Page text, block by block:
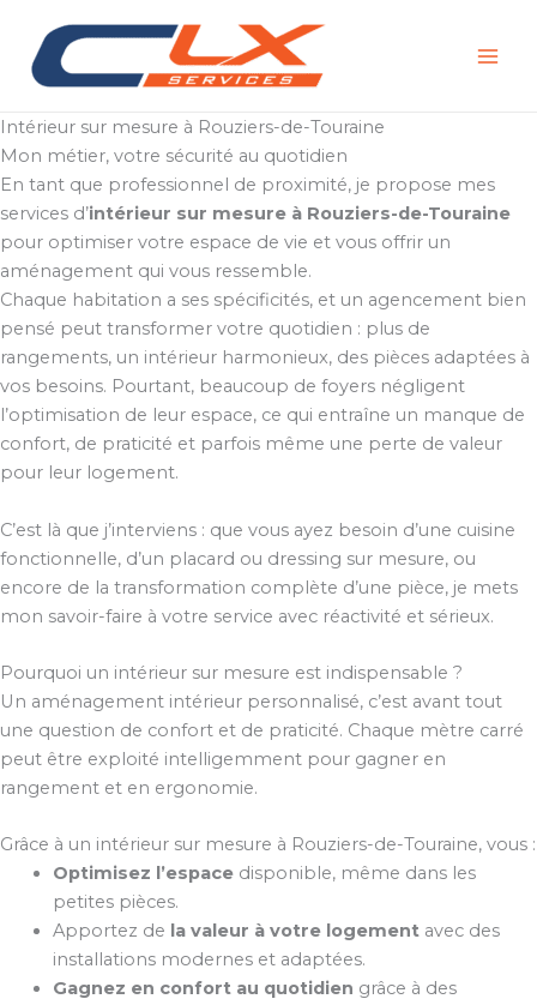
contenu
Intérieur sur mesure à Rouziers-de-Touraine
Mon métier, votre sécurité au quotidien
En tant que professionnel de proximité, je propose mes
services d’intérieur sur mesure à Rouziers-de-Touraine
pour optimiser votre espace de vie et vous offrir un
aménagement qui vous ressemble.
Chaque habitation a ses spécificités, et un agencement bien
pensé peut transformer votre quotidien : plus de
rangements, un intérieur harmonieux, des pièces adaptées à
vos besoins. Pourtant, beaucoup de foyers négligent
l’optimisation de leur espace, ce qui entraîne un manque de
confort, de praticité et parfois même une perte de valeur
pour leur logement.
C’est là que j’interviens : que vous ayez besoin d’une cuisine
fonctionnelle, d’un placard ou dressing sur mesure, ou
encore de la transformation complète d’une pièce, je mets
mon savoir-faire à votre service avec réactivité et sérieux.
Pourquoi un intérieur sur mesure est indispensable ?
Un aménagement intérieur personnalisé, c’est avant tout
une question de confort et de praticité. Chaque mètre carré
peut être exploité intelligemment pour gagner en
rangement et en ergonomie.
Grâce à un intérieur sur mesure à Rouziers-de-Touraine, vous :
Optimisez l’espacedisponible, même dans les
petites pièces.
Apportez de la valeur à votre logementavec des
installations modernes et adaptées.
Gagnez en confort au quotidien grâce à des